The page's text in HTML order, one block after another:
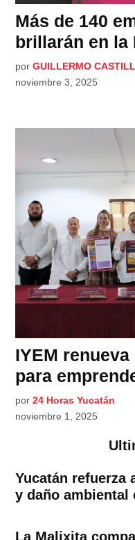
Más de 140
brillarán en la
por GUILLERMO
noviembre 3, 2025
IYEM
para
por 24 Horas Yucatán
noviembre 1, 2025
Yucatán refuerza
y daño ambiental
La Malixita